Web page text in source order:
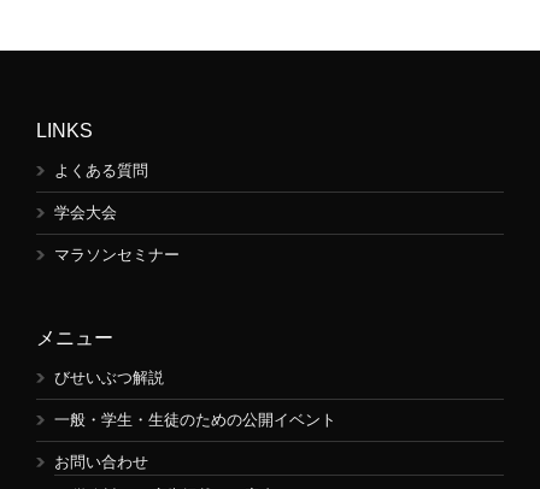
LINKS
よくある質問
学会大会
マラソンセミナー
メニュー
びせいぶつ解説
一般・学生・生徒のための公開イベント
お問い合わせ